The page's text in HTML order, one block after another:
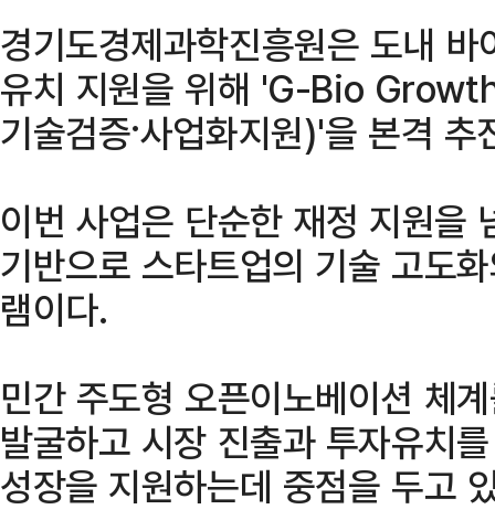
경기도경제과학진흥원은 도내
유치 지원을 위해 'G-Bio
기술검증·사업화지원)'을 본격
이번 사업은 단순한 재정 지원을
기반으로 스타트업의 기술 고도
램이다.
민간 주도형 오픈이노베이션 체
발굴하고 시장 진출과 투자유치
성장을 지원하는데 중점을 두고